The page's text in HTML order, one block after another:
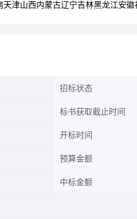
天津山西内蒙古辽宁吉林黑龙江安徽
招标状态
标书获取截止时间
开标时间
预算金额
中标金额